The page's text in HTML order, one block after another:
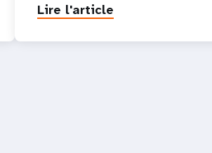
Lire l'article